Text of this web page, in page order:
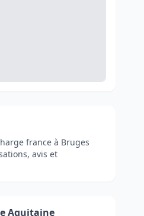
france à Bruges
avis et
Aquitaine